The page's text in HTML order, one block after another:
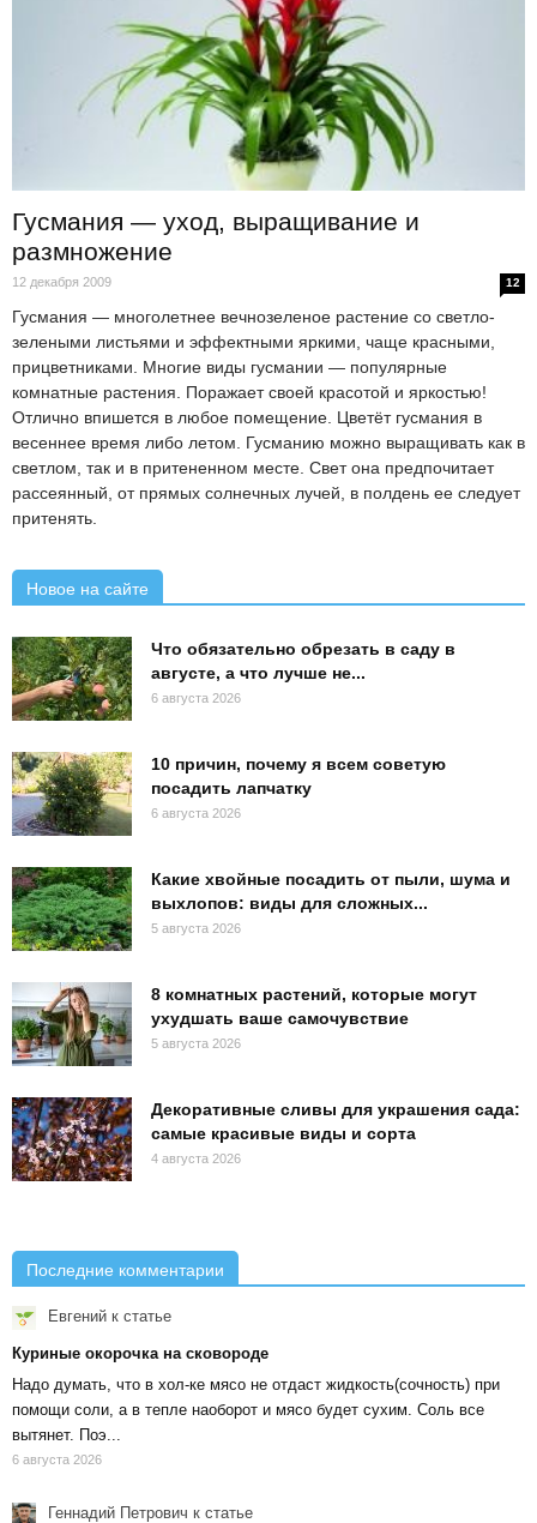
Гусмания — уход, выращивание и
размножение
12 декабря 2009 12
Гусмания — многолетнее вечнозеленое растение со светло-
зелеными листьями и эффектными яркими, чаще красными,
прицветниками. Многие виды гусмании — популярные
комнатные растения. Поражает своей красотой и яркостью!
Отлично впишется в любое помещение. Цветёт гусмания в
весеннее время либо летом. Гусманию можно выращивать как в
светлом, так и в притененном месте. Свет она предпочитает
рассеянный, от прямых солнечных лучей, в полдень ее следует
притенять.
Новое на сайте
Что обязательно обрезать в саду в
августе, а что лучше не...
6 августа 2026
10 причин, почему я всем советую
посадить лапчатку
6 августа 2026
Какие хвойные посадить от пыли, шума и
выхлопов: виды для сложных...
5 августа 2026
8 комнатных растений, которые могут
ухудшать ваше самочувствие
5 августа 2026
Декоративные сливы для украшения сада:
самые красивые виды и сорта
4 августа 2026
Последние комментарии
Евгений к статье
Куриные окорочка на сковороде
Надо думать, что в хол-ке мясо не отдаст жидкость(сочность) при
помощи соли, а в тепле наоборот и мясо будет сухим. Соль все
вытянет. Поэ...
6 августа 2026
Геннадий Петрович к статье